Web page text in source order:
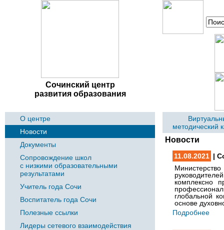
Сочинский центр
развития образования
О центре
Новости
Документы
Сопровождение школ
с низкими образовательными
результатами
Учитель года Сочи
Воспитатель года Сочи
Полезные ссылки
Лидеры сетевого взаимодействия
методический
Новости
11.08.2021 |
комплексно
глобальной
основе
Подробнее